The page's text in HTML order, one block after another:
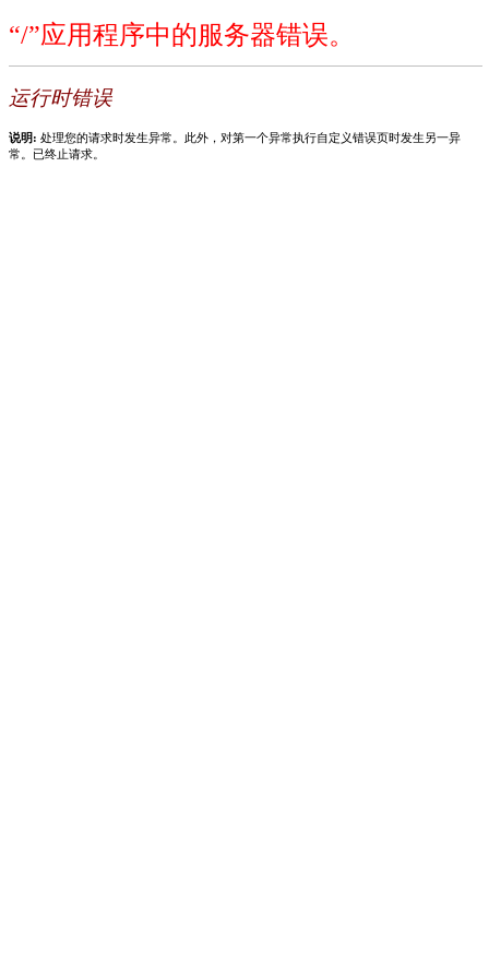
“/”应用程序中的服务器错误。
运行时错误
说明: 处理您的请求时发生异常。此外，对第一个异常执行自定义错误页时发生另一异
常。已终止请求。